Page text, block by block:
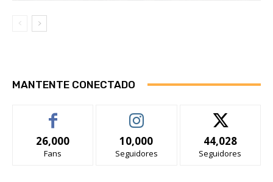
MANTENTE CONECTADO
26,000
Fans
10,000
Seguidores
44,028
Seguidores